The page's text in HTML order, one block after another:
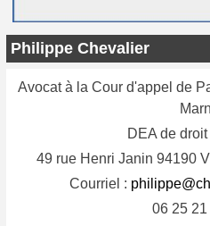
Philippe Chevalier
Avocat à la Cour d'appel de
DEA de
49 rue Henri Janin 94190
Courriel :
06 25